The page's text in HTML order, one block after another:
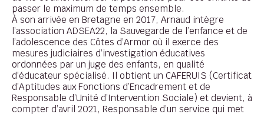
passer le maximum de temps ensemble.
À son arrivée en Bretagne en 2017, Arnaud intègre
l’association ADSEA22, la Sauvegarde de l’enfance et de
l’adolescence des Côtes d’Armor où il exerce des
mesures judiciaires d’investigation éducatives
ordonnées par un juge des enfants, en qualité
d’éducateur spécialisé. Il obtient un CAFERUIS (Certificat
d’Aptitudes aux Fonctions d’Encadrement et de
Responsable d’Unité d’Intervention Sociale) et devient, à
compter d’avril 2021, Responsable d’un service qui met